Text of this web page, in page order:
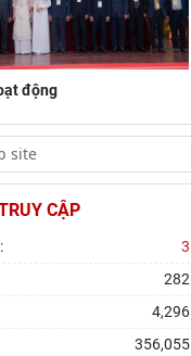
Viện Nghiên cứu Châu Âu
khảo sát thực tế tại thành
Đôn - Di sản và giá trị
động
CẬP
3
282
4,296
356,055